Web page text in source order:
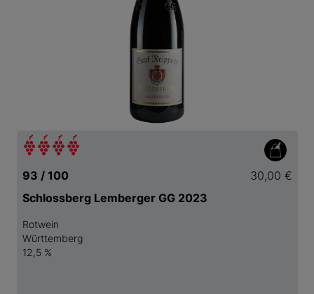
93 / 100
30,00 €
Schlossberg Lemberger GG 2023
Rotwein
Württemberg
12,5 %